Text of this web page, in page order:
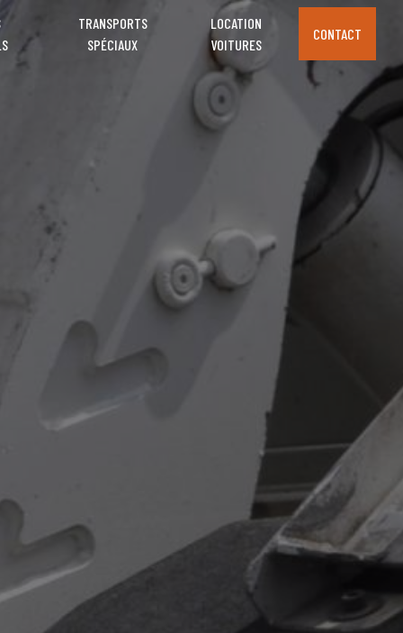
TRANSPORTS
SPÉCIAUX
LOCATION
VOITURES
CONTACT